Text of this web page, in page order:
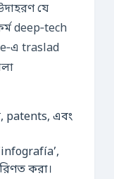
যে
deep‑tech
traslad
patents, এবং
করা।